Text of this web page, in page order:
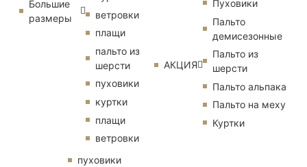
Большие
размеры
ветровки
плащи
пальто из
шерсти
пуховики
куртки
плащи
ветровки
пуховики
АКЦИЯ
Пуховики
Пальто
демисезонные
Пальто из
шерсти
Пальто альпака
Пальто на меху
Куртки